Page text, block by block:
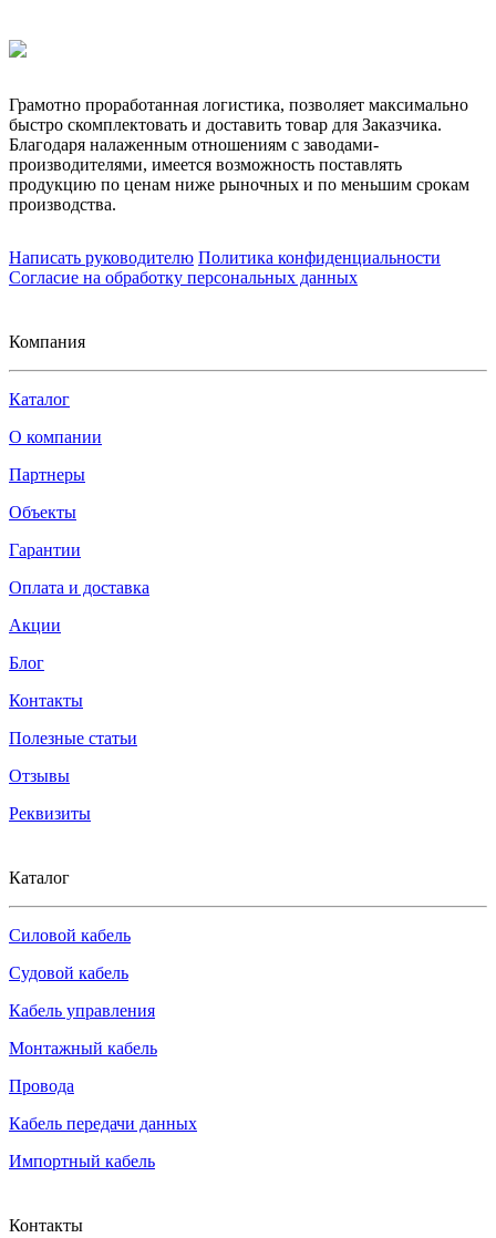
Грамотно проработанная логистика, позволяет максимально
быстро скомплектовать и доставить товар для Заказчика.
Благодаря налаженным отношениям с заводами-
производителями, имеется возможность поставлять
продукцию по ценам ниже рыночных и по меньшим срокам
производства.
Написать руководителю Политика конфиденциальности
Согласие на обработку персональных данных
Компания
Каталог
О компании
Партнеры
Объекты
Гарантии
Оплата и доставка
Акции
Блог
Контакты
Полезные статьи
Отзывы
Реквизиты
Каталог
Силовой кабель
Судовой кабель
Кабель управления
Монтажный кабель
Провода
Кабель передачи данных
Импортный кабель
Контакты